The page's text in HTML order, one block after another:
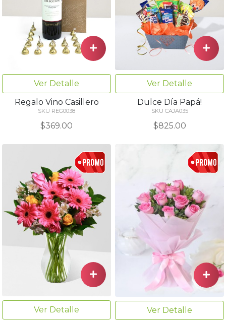
Ver Detalle
Regalo Vino Casillero
SKU REG0038
$369.00
Ver Detalle
Dulce Día Papá!
SKU CAJA035
$825.00
Ver Detalle
Ver Detalle